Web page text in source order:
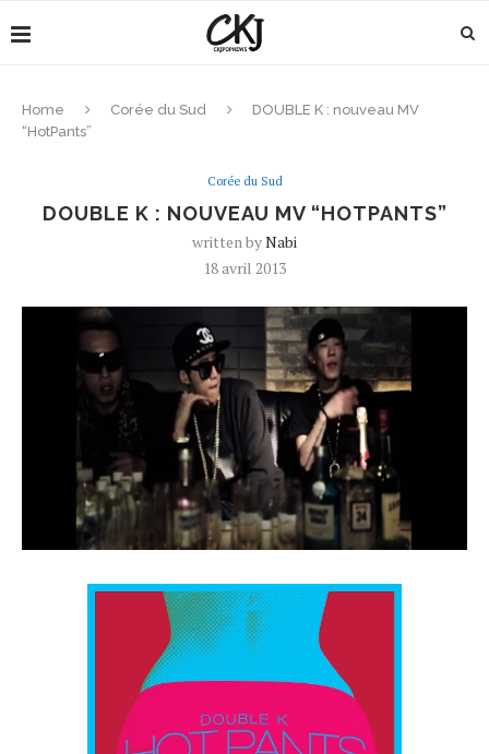
Home Corée du Sud
DOUBLE K : nouveau MV
“HotPants”
Corée du Sud
DOUBLE K : NOUVEAU MV “HOTPANTS”
written byNabi
18 avril 2013